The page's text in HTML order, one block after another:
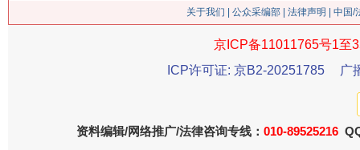
关于我们 公众采编部 法律声明 | 中国
京ICP备11011765号1至
ICP许可证: 京B2-20251785
广
资料编辑/网络推广/法律咨询专线： 010-89525216